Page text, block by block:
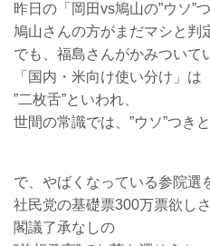
昨日の「岡田vs鳩山の”ウソ”
鳩山さんの方がまだマシと判
でも、福島さんがかみついて
「国内・米向け使い分け」は
”二枚舌”といわれ、
世間の常識では、”ウソ”つき
で、やばくなっている参院選
社民党の基礎票300万票欲しさ
閣議了承なしの